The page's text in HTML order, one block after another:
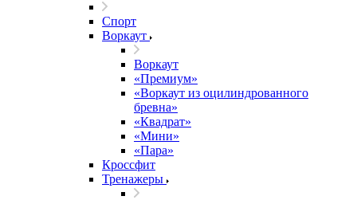
Спорт
Воркаут
Воркаут
«Премиум»
«Воркаут из оцилиндрованного
бревна»
«Квадрат»
«Мини»
«Пара»
Кроссфит
Тренажеры